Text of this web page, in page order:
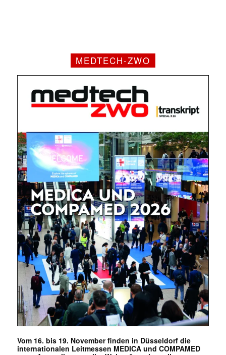
MEDTECH-ZWO
Vom 16. bis 19. November finden in Düsseldorf die
internationalen Leitmessen MEDICA und COMPAMED